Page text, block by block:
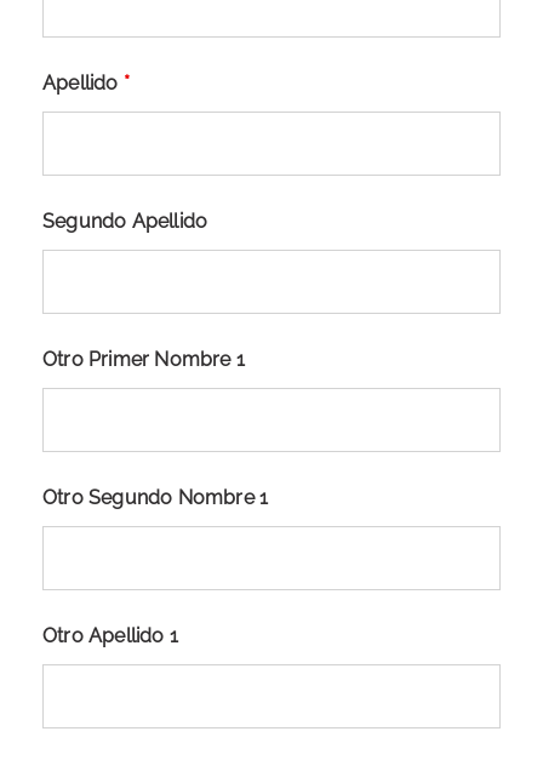
Apellido *
Segundo Apellido
Otro Primer Nombre 1
Otro Segundo Nombre 1
Otro Apellido 1